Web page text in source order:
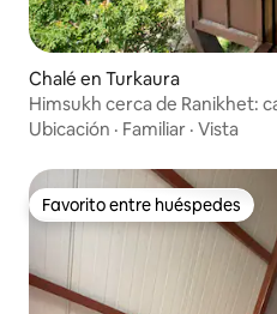
Chalé en Turkaura
Himsukh cerca de Ranikhet:
Ubicación · Familiar · Vista
Favorito entre huéspedes
Favorito entre huéspedes